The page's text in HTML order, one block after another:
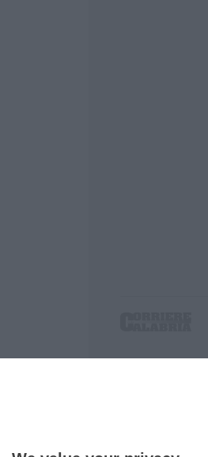
P.IVA.
Iscrizione